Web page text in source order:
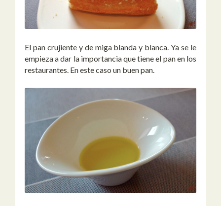
El pan crujiente y de miga blanda y blanca. Ya se le
empieza a dar la importancia que tiene el pan en los
restaurantes. En este caso un buen pan.